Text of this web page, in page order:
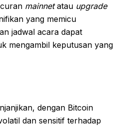
mainnetatau upgrade
yang memicu
jadwal acara dapat
mengambil keputusan yang
dengan Bitcoin
dan sensitif terhadap